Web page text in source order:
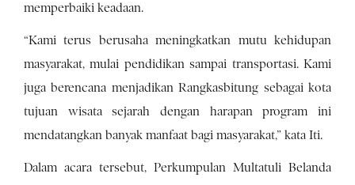
memperbaiki keadaan.
“Kami terus berusaha meningkatkan mutu kehidupan
masyarakat, mulai pendidikan sampai transportasi. Kami
juga berencana menjadikan Rangkasbitung sebagai kota
tujuan wisata sejarah dengan harapan program ini
mendatangkan banyak manfaat bagi masyarakat,” kata Iti.
Dalam acara tersebut, Perkumpulan Multatuli Belanda